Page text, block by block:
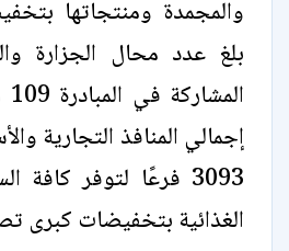
والمجمدة ومنتجاتها
بلغ عدد محال الجزارة
إجمالي المنافذ التجارية
3093 فرعًا لتوفر كافة
الغذائية بتخفيضات كبرى تصل